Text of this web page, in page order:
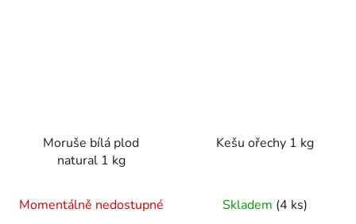
Moruše bílá plod
natural 1 kg
hodnocení
Momentálně nedostupné
Kešu ořechy 1 kg
hodnocení
Skladem (4 ks)